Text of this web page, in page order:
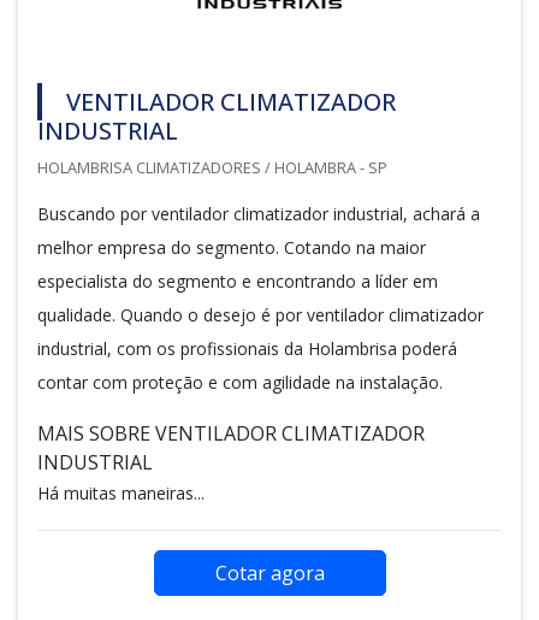
VENTILADOR CLIMATIZADOR
INDUSTRIAL
HOLAMBRISA CLIMATIZADORES / HOLAMBRA - SP
Buscando por ventilador climatizador industrial, achará a
melhor empresa do segmento. Cotando na maior
especialista do segmento e encontrando a líder em
qualidade. Quando o desejo é por ventilador climatizador
industrial, com os profissionais da Holambrisa poderá
contar com proteção e com agilidade na instalação.
MAIS SOBRE VENTILADOR CLIMATIZADOR
INDUSTRIAL
Há muitas maneiras...
Cotar agora